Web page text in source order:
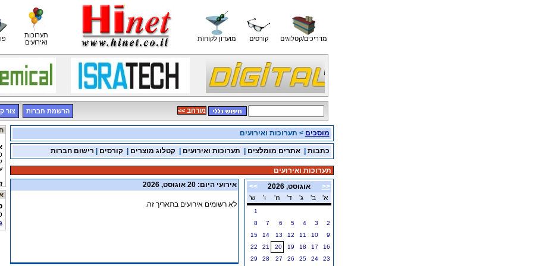
תערוכות
ואירועים
מועדון לקוחות קורסים מדריכים/קטלוגים
הרשמת חברות צור << מורחב
חדשות מוסכים
אתר היום
מוסכים > תערוכות ואירועים
כתבות |אתרים מומלצים תערוכות ואירועים |קטלוג מוצרים |קורסים רישום חברות
תערוכות ואירועים
<<
אוגוסט, 2026
>>
א'
ב' ג' ד' ה' ו' ש'
1
2
3
4
5
6
7
8
9
10
11
12
13
14
15
16
17
18
19
20
21
22
23
24
25
26
27
28
29
אירועי היום: 20 אוגוסט, 2026
לא רשומים אירועים בתאריך זה.